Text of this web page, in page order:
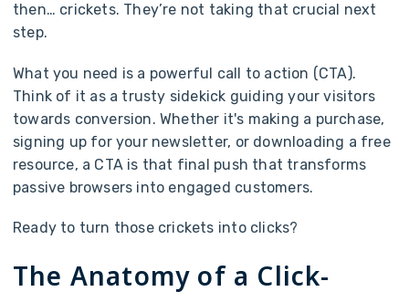
then… crickets. They’re not taking that crucia next
step.
What you need is a powerful call to action (CTA).
Think of it as a trusty sidekick guiding your visitors
towards conversion. Whether it's making a purchase,
signing up for your newsletter, or downloading a free
resource, a CTA is that final push that transforms
passive browsers into engaged customers.
Ready to turn those crickets into c icks?
The Anatomy of a Click-